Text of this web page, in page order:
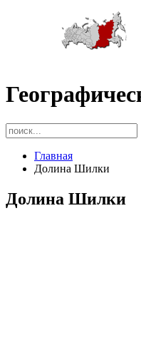
Главная
Долина Шилки
Долина Шилки